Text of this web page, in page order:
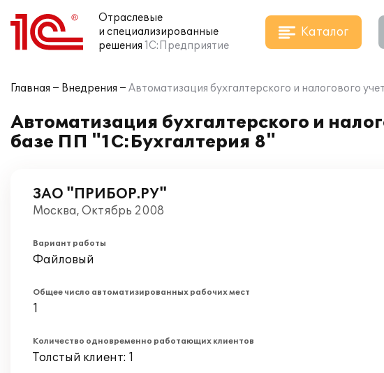
Отраслевые
и специализированные
решения 1С:Предприятие
Каталог
Главная Внедрения Автоматизация бухгалтерского и налогового
Автоматизация бухгалтерского и
базе ПП "1С:Бухгалтерия 8"
ЗАО "ПРИБОР.РУ"
Москва, Октябрь 2008
Вариант работы
Файловый
Общее число автоматизированных рабочих мест
1
Количество одновременно работающих клиентов
Толстый клиент: 1